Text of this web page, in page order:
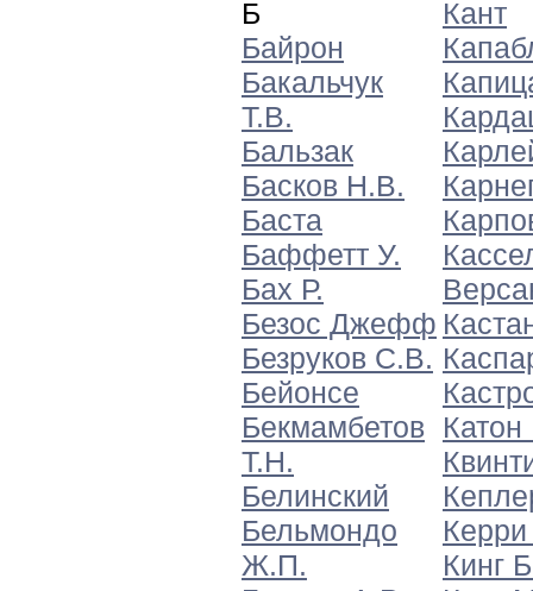
Б
Байрон
Бакальчук
Т.В.
Бальзак
Басков Н.В.
Баста
Баффетт У.
Бах Р.
Безос Джефф
Безруков С.В.
Бейонсе
Бекмамбетов
Т.Н.
Белинский
Бельмондо
Ж.П.
Кант
Кинг